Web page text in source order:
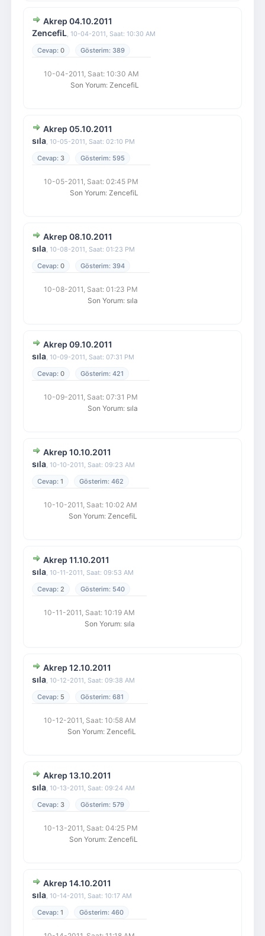
Akrep 04.10.2011
ZencefiL, 10-04-2011, Saat: 10:30 AM
0
389
10-04-2011, Saat: 10:30 AM
Son Yorum: ZencefiL
Akrep 05.10.2011
sıla, 10-05-2011, Saat: 02:10 PM
3
595
10-05-2011, Saat: 02:45 PM
Son Yorum: ZencefiL
Akrep 08.10.2011
sıla, 10-08-2011, Saat: 01:23 PM
0
394
10-08-2011, Saat: 01:23 PM
Son Yorum: sıla
Akrep 09.10.2011
sıla, 10-09-2011, Saat: 07:31 PM
0
421
10-09-2011, Saat: 07:31 PM
Son Yorum: sıla
Akrep 10.10.2011
sıla, 10-10-2011, Saat: 09:23 AM
1
462
10-10-2011, Saat: 10:02 AM
Son Yorum: ZencefiL
Akrep 11.10.2011
sıla, 10-11-2011, Saat: 09:53 AM
2
540
10-11-2011, Saat: 10:19 AM
Son Yorum: sıla
Akrep 12.10.2011
sıla, 10-12-2011, Saat: 09:38 AM
5
681
10-12-2011, Saat: 10:58 AM
Son Yorum: ZencefiL
Akrep 13.10.2011
sıla, 10-13-2011, Saat: 09:24 AM
3
579
10-13-2011, Saat: 04:25 PM
Son Yorum: ZencefiL
Akrep 14.10.2011
sıla, 10-14-2011, Saat: 10:17 AM
1
460